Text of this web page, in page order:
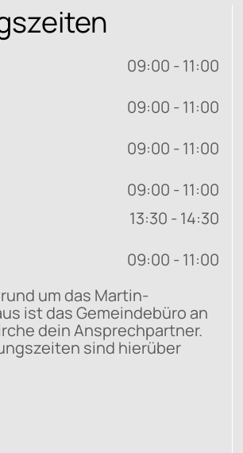
09:00 - 11:00
09:00 - 11:00
09:00 - 11:00
09:00 - 11:00
13:30 - 14:30
09:00 - 11:00
um das Martin-
ist das Gemeindebüro an
dein Ansprechpartner.
sind hierüber